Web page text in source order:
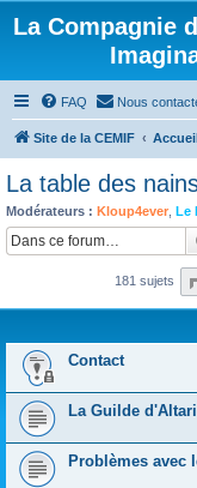
La Compagnie
FAQ Nous
Site de la CEMIF
La table des
Modérateurs : Kloup4ever Le
181 sujets
Contact
La Guilde
Problèmes avec